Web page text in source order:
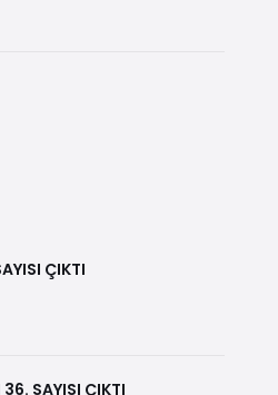
ÇIKTI
36. SAYISI ÇIKTI